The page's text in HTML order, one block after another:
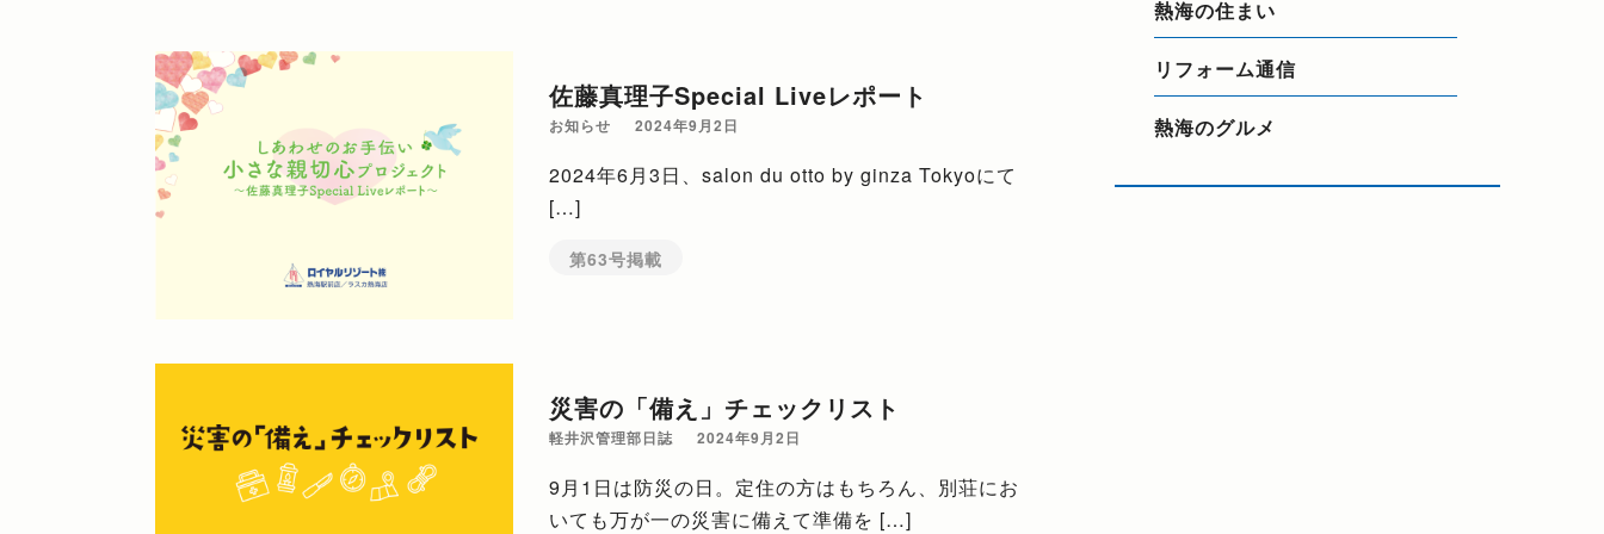
佐藤真理子Special Liveレポート
お知らせ 2024年9月2日
2024年6月3日、salon du otto by ginza Tokyoにて
[…]
第63号掲載
災害の「備え」チェックリスト
軽井沢管理部日誌 2024年9月2日
9月1日は防災の日。定住の方はもちろん、別荘にお
いても万が一の災害に備えて準備を […]
熱海の住まい
リフォーム通信
熱海のグルメ